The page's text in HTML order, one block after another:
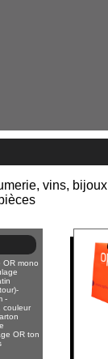
vins,
OR mono
-
couleur
OR ton